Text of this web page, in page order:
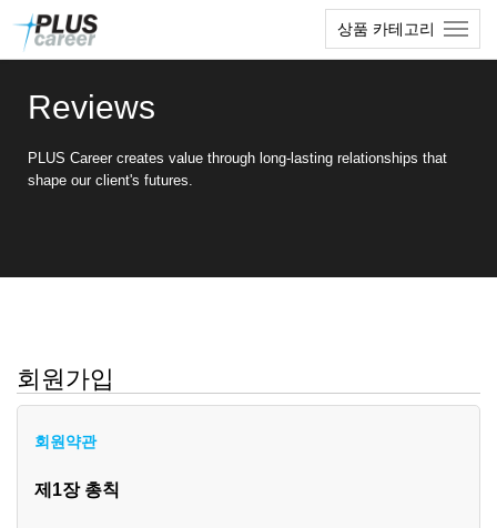
상품 카테고리
Reviews
PLUS Career creates value through long-lasting relationships that
shape our client's futures.
회원가입
회원약관
제1장 총칙